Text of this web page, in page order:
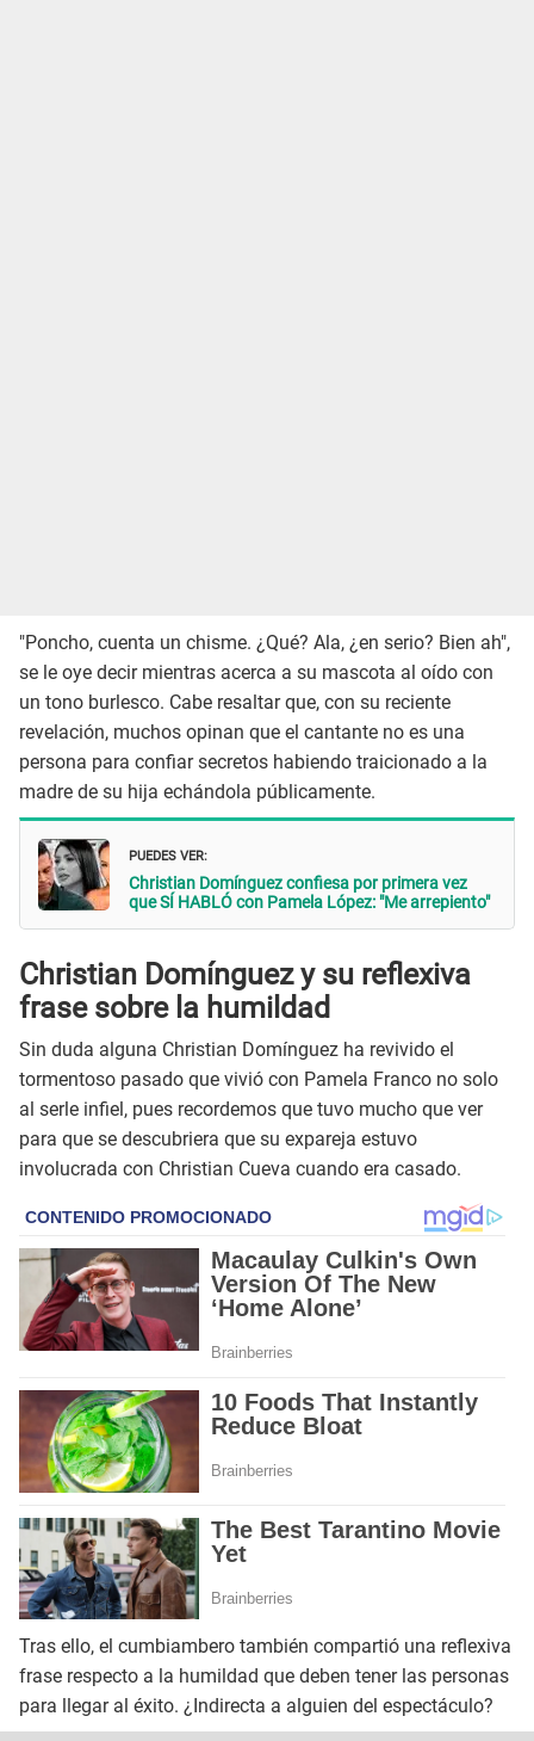
"Poncho, cuenta un chisme. ¿Qué? Ala, ¿en serio? Bien ah",
se le oye decir mientras acerca a su mascota al oído con
un tono burlesco. Cabe resaltar que, con su reciente
revelación, muchos opinan que el cantante no es una
persona para confiar secretos habiendo traicionado a la
madre de su hija echándola públicamente.
PUEDES VER:
Christian Domínguez confiesa por primera vez
que SÍ HABLÓ con Pamela López: "Me arrepiento"
Christian Domínguez y su reflexiva
frase sobre la humildad
Sin duda alguna Christian Domínguez ha revivido el
tormentoso pasado que vivió con Pamela Franco no solo
al serle infiel, pues recordemos que tuvo mucho que ver
para que se descubriera que su expareja estuvo
involucrada con Christian Cueva cuando era casado.
Tras ello, el cumbiambero también compartió una reflexiva
frase respecto a la humildad que deben tener las personas
para llegar al éxito. ¿Indirecta a alguien del espectáculo?